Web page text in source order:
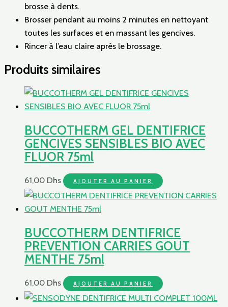
brosse à dents.
Brosser pendant au moins 2 minutes en nettoyant
toutes les surfaces et en massant les gencives.
Rincer à l’eau claire après le brossage.
Produits similaires
BUCCOTHERM GEL DENTIFRICE
GENCIVES SENSIBLES BIO AVEC
FLUOR 75ml
61,00 Dhs AJOUTER AU PANIER
BUCCOTHERM DENTIFRICE
PREVENTION CARRIES GOUT
MENTHE 75ml
61,00 Dhs AJOUTER AU PANIER